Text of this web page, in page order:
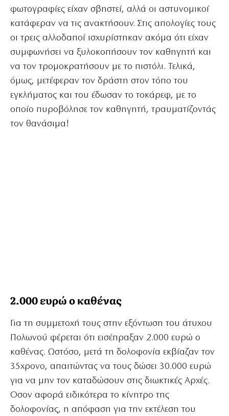
φωτογραφίες είχαν σβηστεί, αλλά οι αστυνομικοί
κατάφεραν να τις ανακτήσουν. Στις απολογίες τους
οι τρεις αλλοδαποί ισχυρίστηκαν ακόμα ότι είχαν
συμφωνήσει να ξυλοκοπήσουν τον καθηγητή και
να τον τρομοκρατήσουν με το πιστόλι. Τελικά,
όμως, μετέφεραν τον δράστη στον τόπο του
εγκλήματος και του έδωσαν το τοκάρεφ, με το
οποίο πυροβόλησε τον καθηγητή, τραυματίζοντάς
τον θανάσιμα!
2.000 ευρώ ο καθένας
Για τη συμμετοχή τους στην εξόντωση του άτυχου
Πολωνού φέρεται ότι εισέπραξαν 2.000 ευρώ ο
καθένας. Ωστόσο, μετά τη δολοφονία εκβίαζαν τον
35χρονο, απαιτώντας να τους δώσει 30.000 ευρώ
για να μην τον καταδώσουν στις διωκτικές Αρχές.
Οσον αφορά ειδικότερα το κίνητρο της
δολοφονίας, η απόφαση για την εκτέλεση του